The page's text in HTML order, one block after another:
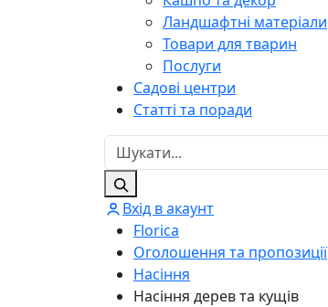
Ландшафтні матеріали
Товари для тварин
Послуги
Садові центри
Статті та поради
Вхід в акаунт
Florica
Оголошення та пропозиції
Насіння
Насіння дерев та кущів